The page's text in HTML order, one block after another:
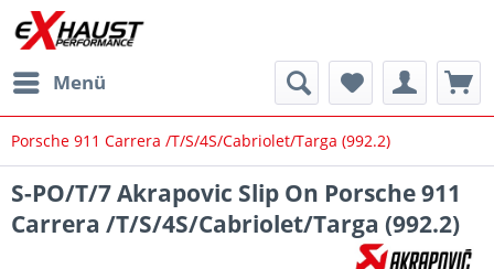
Menü
Porsche 911 Carrera /T/S/4S/Cabriolet/Targa (992.2)
S-PO/T/7 Akrapovic Slip On Porsche 911
Carrera /T/S/4S/Cabriolet/Targa (992.2)